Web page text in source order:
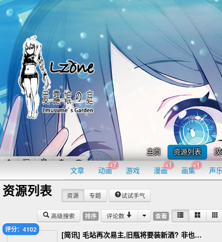
主页 资源列表
文章 动画
+7
游戏 漫画
+1
画集
+1
声
资源列表
高级搜索 排序 评论数 查看
资源 专题 试试手气
评分：4102
[简讯] 毛站再次易主,旧瓶将要装新酒? 非也…